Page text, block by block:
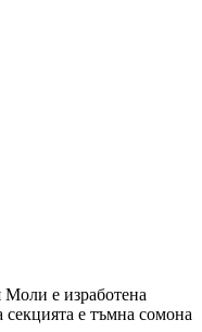
е изработена
е тъмна сомона